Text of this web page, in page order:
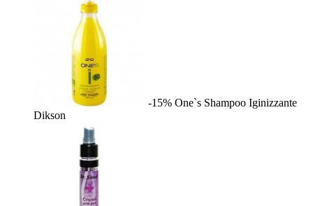
-15% One`s Shampoo Iginizzante
Dikson